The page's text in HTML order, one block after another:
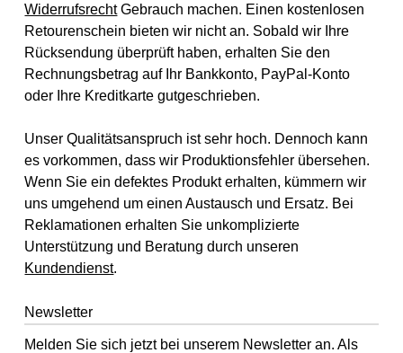
WiderrufsrechtGebrauch machen. Einen kostenlosen
Retourenschein bieten wir nicht an. Sobald wir Ihre
Rücksendung überprüft haben, erhalten Sie den
Rechnungsbetrag auf Ihr Bankkonto, PayPal-Konto
oder Ihre Kreditkarte gutgeschrieben.
Unser Qualitätsanspruch ist sehr hoch. Dennoch kann
es vorkommen, dass wir Produktionsfehler übersehen.
Wenn Sie ein defektes Produkt erhalten, kümmern wir
uns umgehend um einen Austausch und Ersatz. Bei
Reklamationen erhalten Sie unkomplizierte
Unterstützung und Beratung durch unseren
Kundendienst.
Newsletter
Melden Sie sich jetzt bei unserem Newsletter an. Als